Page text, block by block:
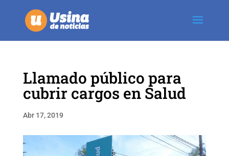
Llamado público para
cubrir cargos en Salud
Abr 17, 2019